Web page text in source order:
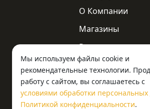
Мы используем файлы cookie и
рекомендательные технологии.
работу с сайтом, вы соглашаетесь с
условиями обработки
Политикой конфиденциальности.
О Компании
Магазины
Реквизиты
Статьи
Новости
Контакты